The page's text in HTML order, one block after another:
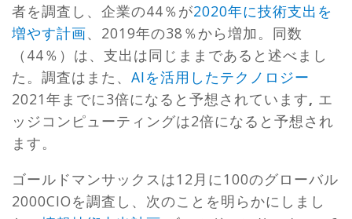
者を調査し、企業の44％が2020年に技術支出を
増やす計画、2019年の38％から増加。同数
（44％）は、支出は同じままであると述べまし
た。調査はまた、 AIを活用したテクノロジー
2021年までに3倍になると予想されています, エ
ッジコンピューティングは2倍になると予想され
ます。
ゴールドマンサックスは12月に100のグローバル
2000CIOを調査し​​、次のことを明らかにしまし